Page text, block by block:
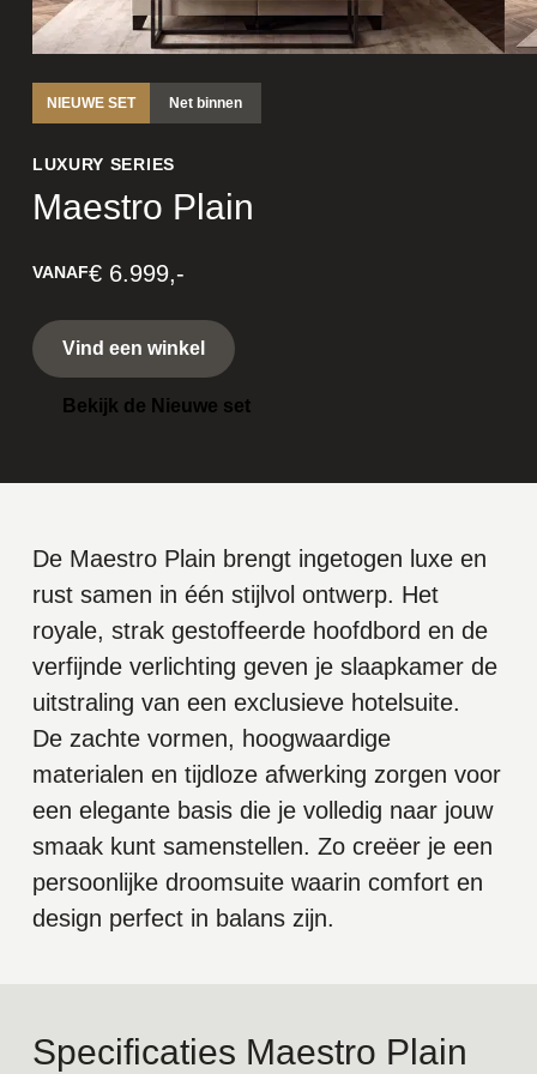
NIEUWE SET Net binnen
LUXURY SERIES
Maestro Plain
VANAF€ 6.999,-
Vind een winkel
Bekijk de Nieuwe set
De Maestro Plain brengt ingetogen luxe en
rust samen in één stijlvol ontwerp. Het
royale, strak gestoffeerde hoofdbord en de
verfijnde verlichting geven je slaapkamer de
uitstraling van een exclusieve hotelsuite.
De zachte vormen, hoogwaardige
materialen en tijdloze afwerking zorgen voor
een elegante basis die je volledig naar jouw
smaak kunt samenstellen. Zo creëer je een
persoonlijke droomsuite waarin comfort en
design perfect in balans zijn.
Specificaties Maestro Plain